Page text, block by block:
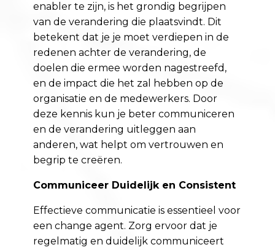
enabler te zijn, is het grondig begrijpen
van de verandering die plaatsvindt. Dit
betekent dat je je moet verdiepen in de
redenen achter de verandering, de
doelen die ermee worden nagestreefd,
en de impact die het zal hebben op de
organisatie en de medewerkers. Door
deze kennis kun je beter communiceren
en de verandering uitleggen aan
anderen, wat helpt om vertrouwen en
begrip te creëren.
Communiceer Duidelijk en Consistent
Effectieve communicatie is essentieel voor
een change agent. Zorg ervoor dat je
regelmatig en duidelijk communiceert